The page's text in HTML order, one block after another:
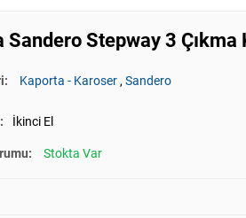
Sandero Stepway 3
Kaporta - Karoser,Sandero
İkinci El
Stokta Var